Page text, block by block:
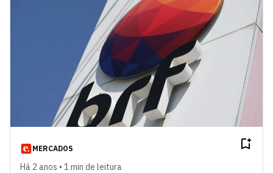
MERCADOS
Há 2 anos • 1 min de leitura